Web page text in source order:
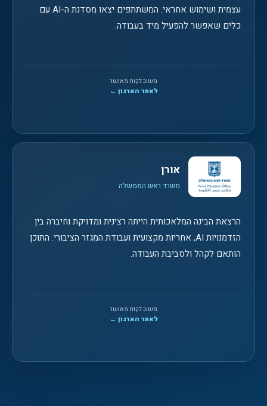
עצמית ושימוש אחראי. המשתתפים יצאו מסדנת ה-AI עם
כלים שאפשר להפעיל מיד בעבודה.
משוב לקוח מאושר
לאתר הארגון ←
אורן
משרד ראש הממשלה
הרצאת הבינה המלאכותית הייתה רצינית ומדויקת וחיברה בין
הזדמנויות AI, אחריות מקצועית ועבודת המגזר הציבורי. התוכן
הותאם לקהל ולסביבת העבודה.
משוב לקוח מאושר
לאתר הארגון ←